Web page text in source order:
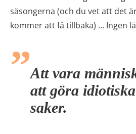
säsongerna (och du vet att det
kommer att få tillbaka) … Ingen
Att vara
att göra idiotiska
saker.